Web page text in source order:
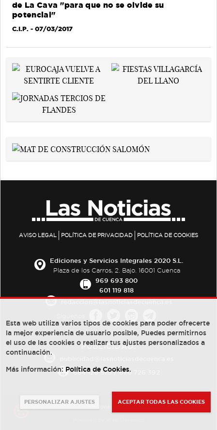
de La Cava "para que no se olvide su
potencial"
C.I.P. - 07/03/2017
AVISO LEGAL POLÍTICA DE PRIVACIDAD POLÍTICA DE COOKIES
Ediciones y Servicios Integrales 2020 S.L.
Plaza de los Carros, 2. Bajo. 16001 Cuenca
969 693 800
601 119 818
PUBLICIDAD:
684 126 573/670 726 392
Esta web utiliza varios tipos de cookies para poder ofrecerte
la mejor experiencia de usuario posible, Puedes permitirnos
el uso de las cookies o realizar tus ajustes personalizados a
continuación.
Más información: Política de Cookies.
PERSONALIZAR AJUSTES ACEPTAR TODAS LAS COOKIES